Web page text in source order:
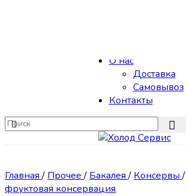
О нас
Доставка
Самовывоз
Контакты
Главная/ Прочее/ Бакалея/ Консервы/
фруктовая консервация